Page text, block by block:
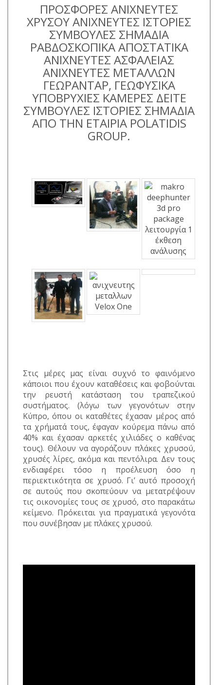
ΠΡΟΣΦΟΡΕΣ ΑΝΙΧΝΕΥΤΕΣ
ΧΡΥΣΟΥ ΑΝΙΧΝΕΥΤΕΣ ΙΣΤΟΡΙΕΣ
ΣΥΜΒΟΥΛΕΣ ΣΗΜΑΔΙΑ
ΡΑΒΔΟΣΚΟΠΙΚΑ ΑΠΟΣΤΑΤΙΚΑ
ΑΝΙΧΝΕΥΤΕΣ ΑΣΦΑΛΕΙΑΣ
ΑΝΙΧΝΕΥΤΕΣ ΜΕΤΑΛΛΩΝ
ΓΕΩΡΑΝΤΑΡ, ΓΕΩΦΥΣΙΚΑ
ΥΠΟΒΡΥΧΙΕΣ ΚΑΜΕΡΕΣ ΔΕΙΤΕ
ΣΥΜΒΟΥΛΕΣ ΙΣΤΟΡΙΕΣ ΣΗΜΑΔΙΑ
ΑΠΟ ΤΗΝ ΕΤΑΙΡΙΑ POLATIDIS
GROUP.
Στις μέρες μας είναι συχνό το φαινόμενο
κάποιοι που έχουν καταθέσεις και φοβούνται
την ρευστή κατάσταση του τραπεζικού
συστήματος. (λόγω των γεγονότων στην
Κύπρο, όπου οι καταθέτες έχασαν μέρος από
τα χρήματά τους, έφαγαν κούρεμα πάνω από
40% και έχασαν αρκετές χιλιάδες ο καθένας
τους). Θέλουν να αγοράζουν πλάκες χρυσού,
χρυσές λίρες, ακόμα και πεντόλιρα. Δεν τους
ενδιαφέρει τόσο η προέλευση όσο η
περιεκτικότητα σε χρυσό. Γι’ αυτό προσοχή
σε αυτούς που σκοπεύουν να μετατρέψουν
τις οικονομίες τους σε χρυσό, στο παρακάτω
κείμενο. Πρόκειται για πραγματικά γεγονότα
που συνέβησαν με πλάκες χρυσού.